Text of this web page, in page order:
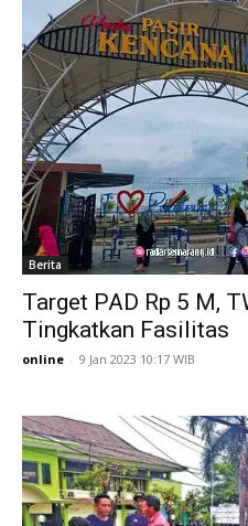
Berita
Target PAD Rp 5 M,
Tingkatkan Fasilitas
online - 9 Jan 2023 10:17 WIB